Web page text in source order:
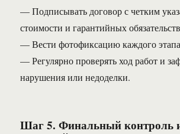
— Подписывать договор с четким
стоимости и гарантийных
— Вести фотофиксацию каждого
— Регулярно проверять ход работ и
нарушения или недоделки.
Шаг 5. Финальный контроль